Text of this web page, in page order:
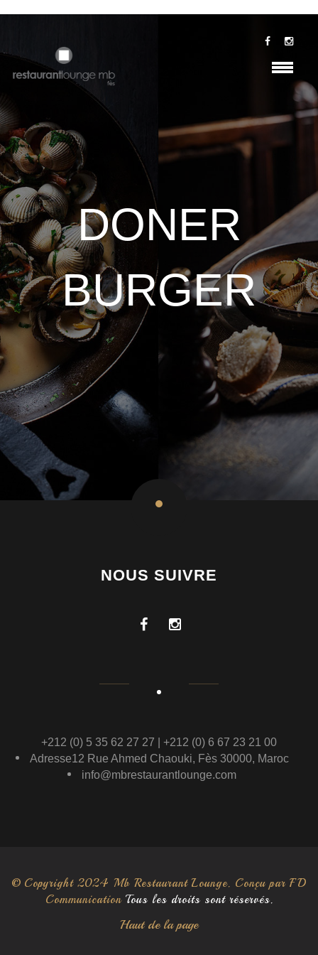
DONER
BURGER
NOUS SUIVRE
+212 (0) 5 35 62 27 27 | +212 (0) 6 67 23 21 00
Adresse12 Rue Ahmed Chaouki, Fès 30000, Maroc
info@mbrestaurantlounge.com
© Copyright 2024 Mb Restaurant Lounge. Conçu par FD
CommunicationTous les droits sont réservés.
Haut de la page